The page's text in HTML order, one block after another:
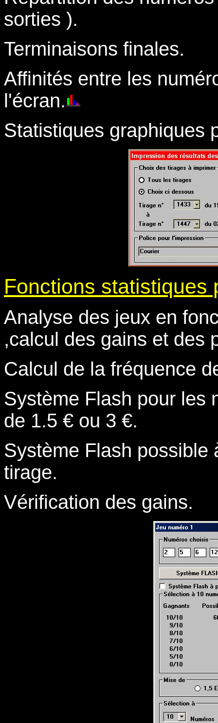
sorties ).
Terminaisons finales.
Affinités entre les
l'écran.
Statistiques graphiques
Fonctions statistiques
Analyse des jeux en
,calcul des gains et des
Calcul de la fréquence
Système Flash pour les
de 1.5 € ou 3 €.
Système Flash possible
tirage.
Vérification des gains.